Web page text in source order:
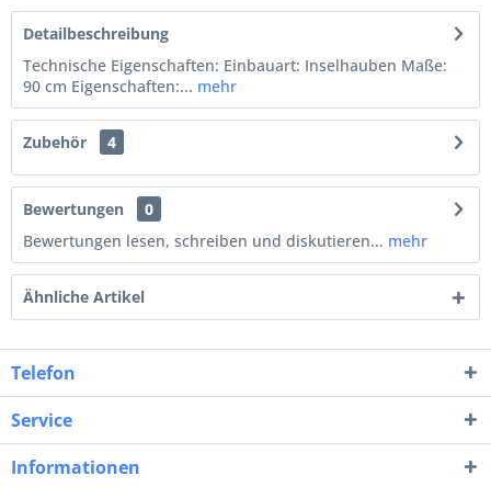
Detailbeschreibung
Technische Eigenschaften: Einbauart: Inselhauben Maße:
90 cm Eigenschaften:... mehr
Zubehör 4
Bewertungen
0
Bewertungen lesen, schreiben und diskutieren... mehr
Ähnliche Artikel
Telefon
Service
Informationen